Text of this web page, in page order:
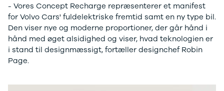
Privatleasing
Tilbud
IONIQ 6 N
Modeller
Anmeldelser
Privatleasing
IONIQ 9
Bronco
C-Max
Capri
Grand C-Max
EcoSport
Fiesta
- Vores Concept Recharge repræsenterer et manifest
for Volvo Cars' fuldelektriske fremtid samt en ny type bil.
Den viser nye og moderne proportioner, der går hånd i
hånd med øget alsidighed og viser, hvad teknologien er
i stand til designmæssigt, fortæller designchef Robin
Page.